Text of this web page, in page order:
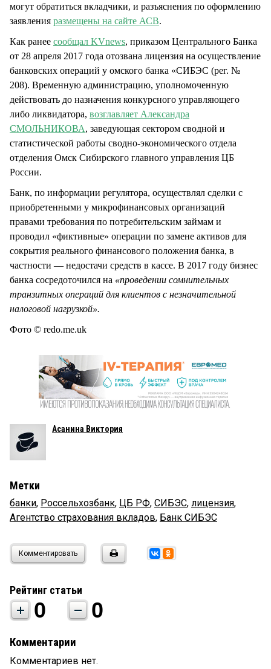
могут обратиться вкладчики, и разъяснения по оформлению
заявления размещены на сайте АСВ.
Как ранее сообщал KVnews, приказом Центрального Банка
от 28 апреля 2017 года отозвана лицензия на осуществление
банковских операций у омского банка «СИБЭС (рег. №
208). Временную администрацию, уполномоченную
действовать до назначения конкурсного управляющего
либо ликвидатора, возглавляет Александра
СМОЛЬНИКОВА, заведующая сектором сводной и
статистической работы сводно-экономического отдела
отделения Омск Сибирского главного управления ЦБ
России.
Банк, по информации регулятора, осуществлял сделки с
приобретенными у микрофинансовых организаций
правами требования по потребительским займам и
проводил «фиктивные» операции по замене активов для
сокрытия реального финансового положения банка, в
частности — недостачи средств в кассе. В 2017 году бизнес
банка сосредоточился на «проведении сомнительных
транзитных операций для клиентов с незначительной
налоговой нагрузкой».
Фото © redo.me.uk
Асанина Виктория
Метки
банки, Россельхозбанк, ЦБ РФ, СИБЭС, лицензия,
Агентство страхования вкладов, Банк СИБЭС
Комментировать
Рейтинг статьи
0 0
Комментарии
Комментариев нет.